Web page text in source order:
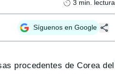
3 min. lectura
Síguenos en Google
procedentes de Corea del